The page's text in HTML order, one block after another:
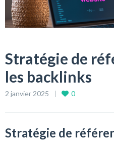
Stratégie de
les backlinks
2 janvier 2025 0
Stratégie de